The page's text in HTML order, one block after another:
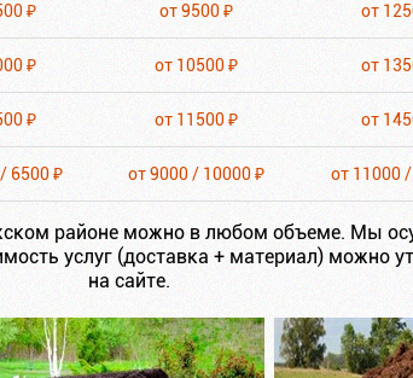
₽ от 9500 ₽ от
₽ от 10500 ₽ от
₽ от 11500 ₽ от
6500 ₽ от 9000 / 10000 ₽ от 11000
районе можно в любом объеме. Мы
услуг (доставка + материал) можно
на сайте.